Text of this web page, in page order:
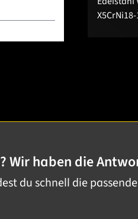
Wir haben die
du schnell die